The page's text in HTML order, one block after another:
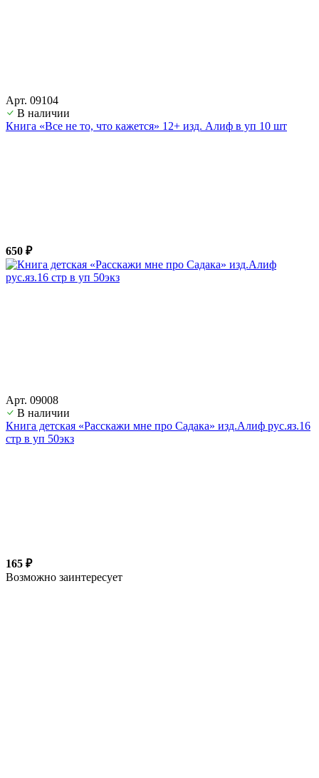
Арт. 09104
В наличии
Книга «Все не то, что кажется» 12+ изд. Алиф в уп 10 шт
650 ₽
Арт. 09008
В наличии
Книга детская «Расскажи мне про Садака» изд.Алиф рус.яз.16
стр в уп 50экз
165 ₽
Возможно заинтересует